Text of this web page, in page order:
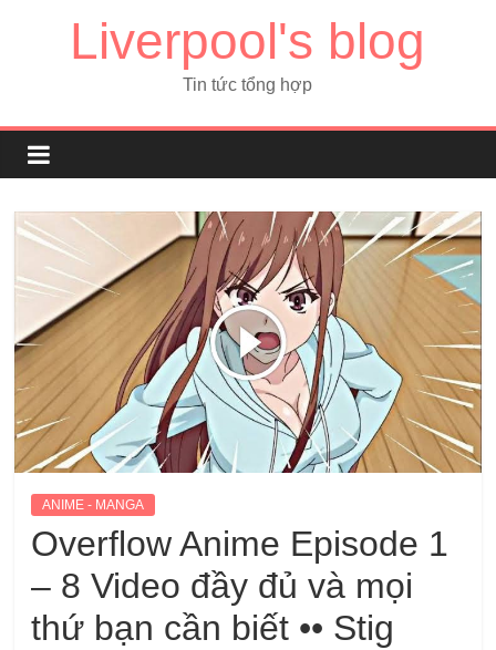
Liverpool's blog
Tin tức tổng hợp
ANIME - MANGA
Overflow Anime Episode 1
– 8 Video đầy đủ và mọi
thứ bạn cần biết •• Stig